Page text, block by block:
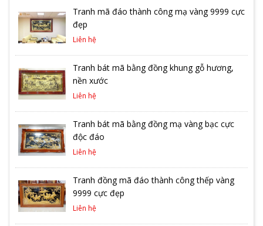
Tranh mã đáo thành công mạ vàng 9999 cực
đẹp
Liên hệ
Tranh bát mã bằng đồng khung gỗ hương,
nền xước
Liên hệ
Tranh bát mã bằng đồng mạ vàng bạc cực
độc đáo
Liên hệ
Tranh đồng mã đáo thành công thếp vàng
9999 cực đẹp
Liên hệ